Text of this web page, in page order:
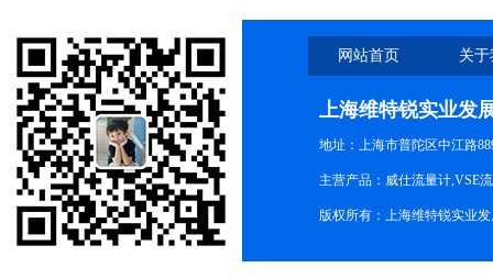
网站首页 关
上海维特锐实业发
地址：上海市普陀区中江路
主营产品：威仕流量计,VSE
版权所有：上海维特锐实业